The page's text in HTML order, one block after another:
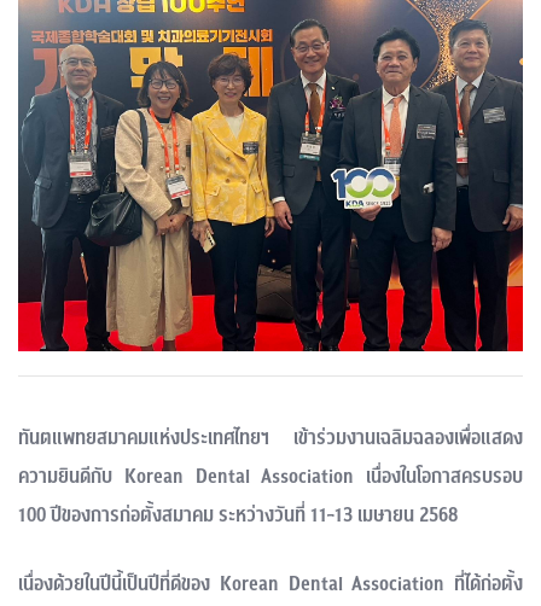
ทันตแพทยสมาคมแห่งประเทศไทยฯ เข้าร่วมงานเฉลิมฉลองเพื่อแสดง
ความยินดีกับ Korean Dental Association เนื่องในโอกาสครบรอบ
100 ปีของการก่อตั้งสมาคม ระหว่างวันที่ 11-13 เมษายน 2568
เนื่องด้วยในปีนี้เป็นปีที่ดีของ Korean Dental Association ที่ได้ก่อตั้ง